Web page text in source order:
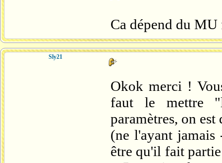
Ca dépend du
Sly21
Okok merci !
faut le mettre
paramètres, on
(ne l'ayant
être qu'il fait